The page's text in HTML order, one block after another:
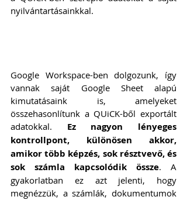
nyilvántartásainkkal.
Google Workspace-ben dolgozunk, így
vannak saját Google Sheet alapú
kimutatásaink is, amelyeket
összehasonlítunk a QUiCK-ből exportált
adatokkal. Ez nagyon lényeges
kontrollpont, különösen akkor,
amikor több képzés, sok résztvevő, és
sok számla kapcsolódik össze. A
gyakorlatban ez azt jelenti, hogy
megnézzük, a számlák, dokumentumok